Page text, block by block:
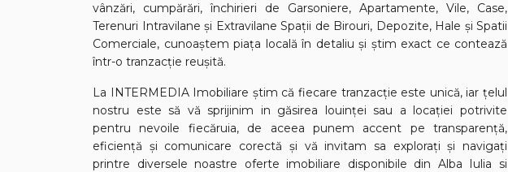
vânzări, cumpărări, închirieri de Garsoniere, Apartamente, Vile, Case,
Terenuri Intravilane și Extravilane Spații de Birouri, Depozite, Hale și Spatii
Comerciale, cunoaștem piața locală în detaliu și știm exact ce contează
într-o tranzacție reușită.
La INTERMEDIA Imobiliare știm că fiecare tranzacție este unică, iar țelul
nostru este să vă sprijinim in găsirea louinței sau a locației potrivite
pentru nevoile fiecăruia, de aceea punem accent pe transparență,
eficiență și comunicare corectă și vă invitam sa explorați și navigați
printre diversele noastre oferte imobiliare disponibile din Alba Iulia si